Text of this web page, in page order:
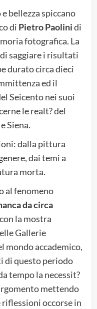
bellezza spiccano
di Pietro Paolinidi
fotografica. La
saggiare i risultati
durato circa dieci
ed il
Seicento nei suoi
le realt? del
Siena.
dalla pittura
dai temi a
morta.
al fenomeno
da circa
la mostra
Gallerie
mondo accademico,
di questo periodo
tempo la necessit?
mettendo
riflessioni occorse in